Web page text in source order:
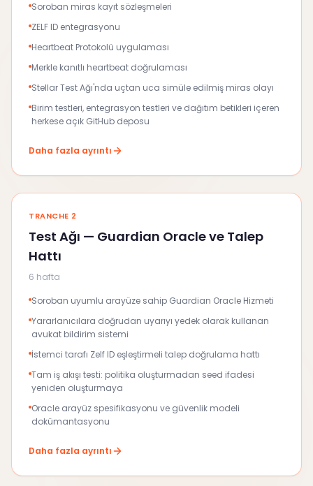
Soroban miras kayıt sözleşmeleri
ZELF ID entegrasyonu
Heartbeat Protokolü uygulaması
Merkle kanıtlı heartbeat doğrulaması
Stellar Test Ağı'nda uçtan uca simüle edilmiş miras olayı
Birim testleri, entegrasyon testleri ve dağıtım betikleri içeren
herkese açık GitHub deposu
Daha fazla ayrıntı
TRANCHE 2
Test Ağı — Guardian Oracle ve Talep
Hattı
6 hafta
Soroban uyumlu arayüze sahip Guardian Oracle Hizmeti
Yararlanıcılara doğrudan uyarıyı yedek olarak kullanan
avukat bildirim sistemi
İstemci tarafı Zelf ID eşleştirmeli talep doğrulama hattı
Tam iş akışı testi: politika oluşturmadan seed ifadesi
yeniden oluşturmaya
Oracle arayüz spesifikasyonu ve güvenlik modeli
dokümantasyonu
Daha fazla ayrıntı